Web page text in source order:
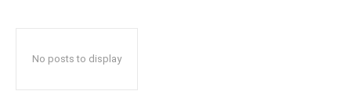
No posts to display